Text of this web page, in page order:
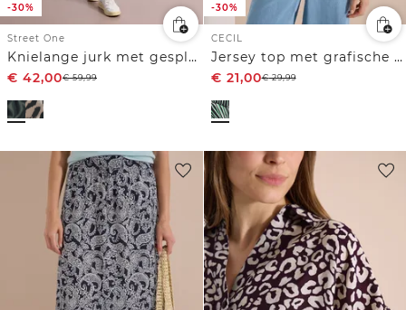
-30%
Street One
Knielange jurk met gespleten hals en print
€ 42,00€59,99
-30%
CECIL
Jersey top met grafische print
€ 21,00€29,99